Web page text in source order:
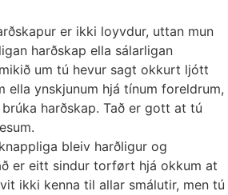
er ikki loyvdur, uttan mun
harðskap ella sálarligan
um tú hevur sagt okkurt ljótt
ella ynskjunum hjá tínum foreldrum,
harðskap. Tað er gott at tú
bleiv harðligur og
er eitt sindur torført hjá okkum at
ikki kenna til allar smálutir, men tú